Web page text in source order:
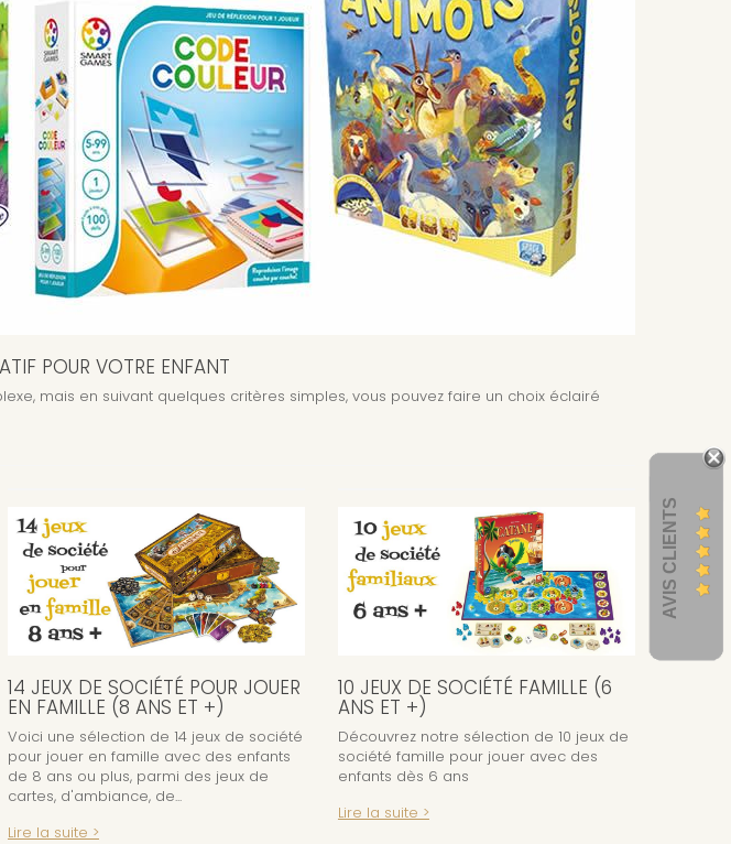
POUR VOTRE ENFANT
mais en suivant quelques critères simples, vous pouvez faire un choix éclairé
14 JEUX DE SOCIÉTÉ POUR JOUER
EN FAMILLE (8 ANS ET +)
Voici une sélection de 14 jeux de société
pour jouer en famille avec des enfants
de 8 ans ou plus, parmi des jeux de
cartes, d'ambiance, de...
Lire la suite >
10 JEUX DE SOCIÉTÉ FAMILLE (6
ANS ET +)
Découvrez notre sélection de 10 jeux de
société famille pour jouer avec des
enfants dès 6 ans
Lire la suite >
AVIS CLIENTS